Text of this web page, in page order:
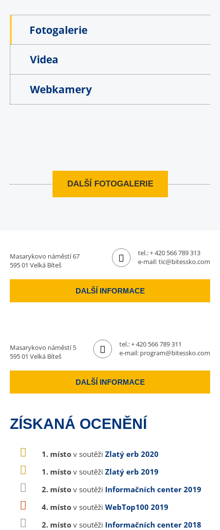
Fotogalerie
Videa
Webkamery
DALŠÍ FOTOGALERIE
Masarykovo náměstí 67
595 01 Velká Bíteš
tel.:+ 420 566 789 313
e-mail:tic@bitessko.com
DALŠÍ INFORMACE
Masarykovo náměstí 5
595 01 Velká Bíteš
tel.:+ 420 566 789 311
e-mail: program@bitessko.com
DALŠÍ INFORMACE
ZÍSKANÁ OCENĚNÍ
1. místo v soutěži Zlatý erb 2020
1. místo v soutěži Zlatý erb 2019
2. místo v soutěži Informačních center 2019
4. místo v soutěži WebTop100 2019
2. místo v soutěži Informačních center 2018